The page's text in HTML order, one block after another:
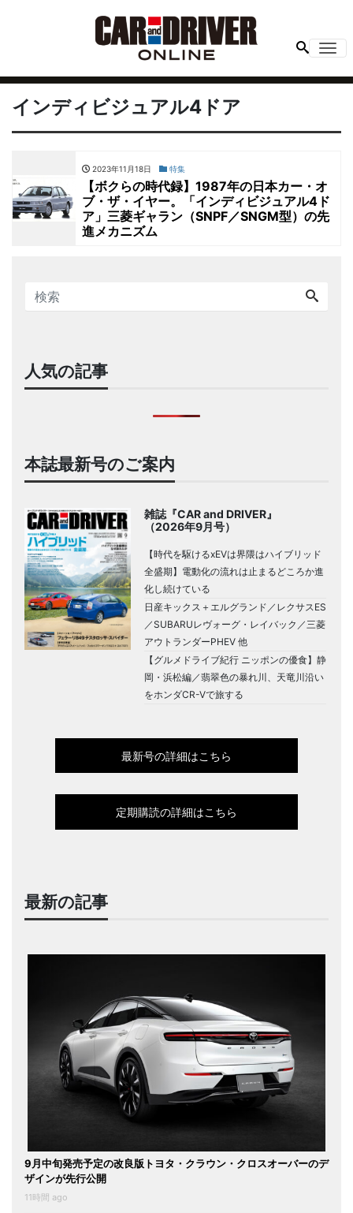
インディビジュアル4ドア
2023年11月18日 特集
【ボクらの時代録】1987年の日本カー・オ
ブ・ザ・イヤー。「インディビジュアル4ド
ア」三菱ギャラン（SNPF／SNGM型）の先
進メカニズム
人気の記事
本誌最新号のご案内
雑誌『CAR and DRIVER』
（2026年9月号）
【時代を駆けるxEVは界隈はハイブリッド
全盛期】電動化の流れは止まるどころか進
化し続けている
日産キックス＋エルグランド／レクサスES
／SUBARUレヴォーグ・レイバック／三菱
アウトランダーPHEV 他
【グルメドライブ紀行 ニッポンの優食】静
岡・浜松編／翡翠色の暴れ川、天竜川沿い
をホンダCR-Vで旅する
最新号の詳細はこちら
定期購読の詳細はこちら
最新の記事
9月中旬発売予定の改良版トヨタ・クラウン・クロスオーバーのデ
ザインが先行公開
11時間 ago